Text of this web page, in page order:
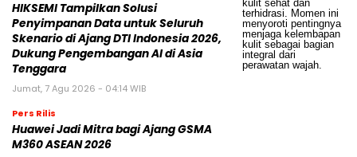
HIKSEMI Tampilkan Solusi
Penyimpanan Data untuk Seluruh
Skenario di Ajang DTI Indonesia 2026,
Dukung Pengembangan AI di Asia
Tenggara
Jumat, 7 Agu 2026 - 04:14 WIB
Pers Rilis
Huawei Jadi Mitra bagi Ajang GSMA
M360 ASEAN 2026